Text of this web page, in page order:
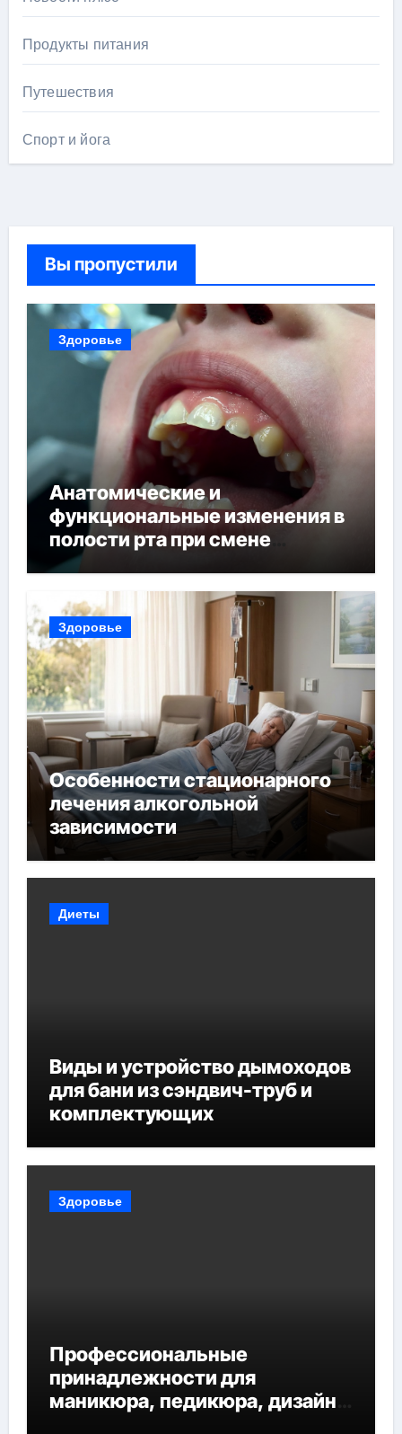
Продукты питания
Путешествия
Спорт и йога
Вы пропустили
Здоровье
Анатомические и
функциональные изменения в
полости рта при смене
прикуса
Здоровье
Особенности стационарного
лечения алкогольной
зависимости
Диеты
Виды и устройство дымоходов
для бани из сэндвич-труб и
комплектующих
Здоровье
Профессиональные
принадлежности для
маникюра, педикюра, дизайна